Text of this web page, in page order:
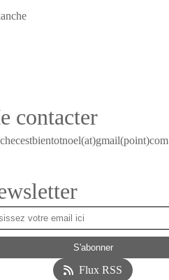
contacter
Flux RSS